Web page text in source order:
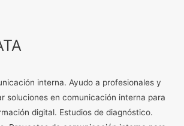
interna. Ayudo a profesionales y
soluciones en comunicación interna para
digital. Estudios de diagnóstico.